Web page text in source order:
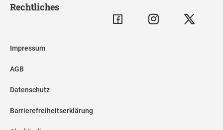
Rechtliches
Impressum
AGB
Datenschutz
Barrierefreiheitserklärung